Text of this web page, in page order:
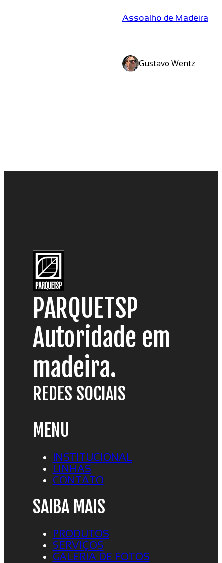
Assoalho de Madeira
Gustavo Wentz
PARQUETSP
Autoridade em
madeira.
REDES SOCIAIS
MENU
INSTITUCIONAL
LINHAS
CONTATO
SAIBA MAIS
PRODUTOS
SERVIÇOS
GALERIA DE FOTOS